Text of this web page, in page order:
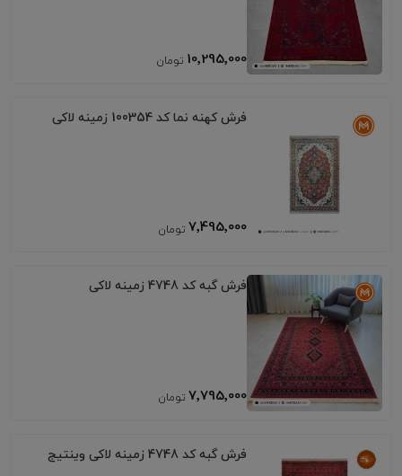
10٬295٬000
فرش کهنه نما کد 100354 زمینه لاکی
7٬495٬000
فرش گبه کد 4748 زمینه لاکی
7٬795٬000
فرش گبه کد 4748 زمینه لاکی وینتیج